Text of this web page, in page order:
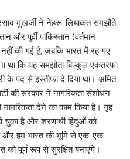
मुखर्जी ने नेहरू-लियाकत समझौते
और पूर्वी पाकिस्तान (वर्तमान
की गई है, जबकि भारत में रह गए
था कि यह समझौता बिल्कुल एकतरफा
के पद से इस्तीफा दे दिया था। अमित
की सरकार ने नागरिकता संशोधन
देने का काम किया है। गृह
चुका है और शरणार्थी हिंदुओं को
और हम भारत की भूमि से एक-एक
पूर्ण रूप से सुरक्षित बनाएंगे।